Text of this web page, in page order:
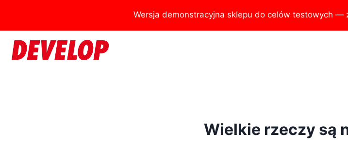
treści
Wersja demonstracyjna sklepu do celów testowych —
Wielkie rzeczy są